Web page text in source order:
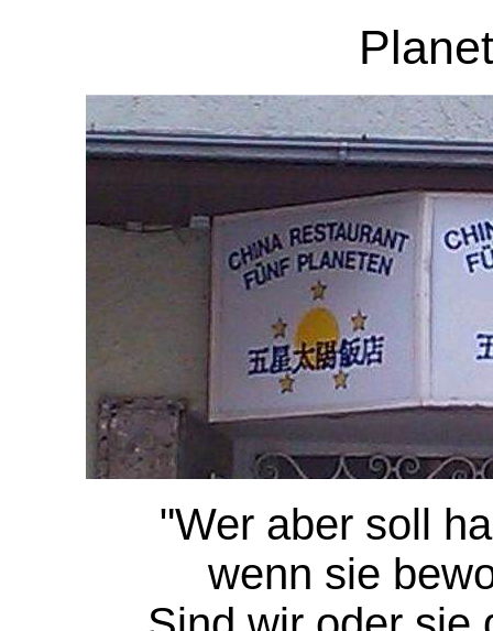
"Wer aber soll
wenn sie